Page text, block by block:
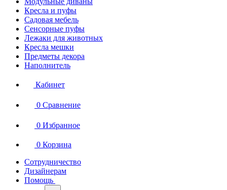
Кресла и пуфы
Садовая мебель
Сенсорные пуфы
Лежаки для животных
Кресла мешки
Предметы декора
Наполнитель
Кабинет
0 Сравнение
0 Избранное
0 Корзина
Сотрудничество
Дизайнерам
Помощь